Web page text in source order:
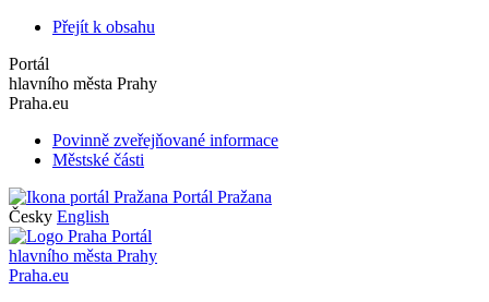
Přejít k obsahu
Portál
hlavního města Prahy
Praha.eu
Povinně zveřejňované informace
Městské části
Portál Pražana
Česky English
Portál
hlavního města Prahy
Praha.eu